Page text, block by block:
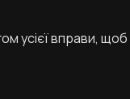
усієї вправи, щоб